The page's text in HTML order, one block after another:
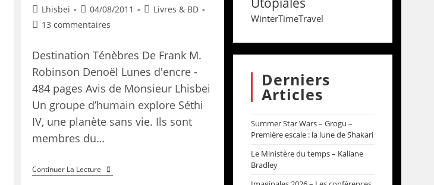
Lhisbei 04/08/2011
Livres & BD
13 commentaires
Destination Ténèbres De Frank M.
Robinson Denoël Lunes d'encre -
484 pages Avis de Monsieur Lhisbei
Un groupe d’humain explore Séthi
IV, une planète sans vie. Ils sont
membres du…
Continuer La Lecture
WinterTimeTravel
Derniers
Articles
Summer Star Wars – Grogu –
Première escale : la lune de Shakari
Le Ministère du temps – Kaliane
Bradley